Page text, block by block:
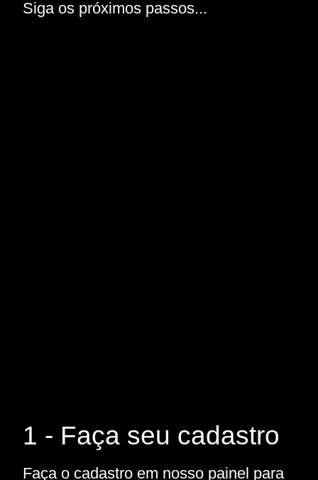
Siga os próximos passos...
1 - Faça seu cadastro
Faça o cadastro em nosso painel para